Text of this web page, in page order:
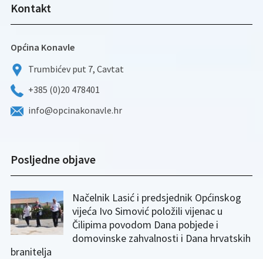
Kontakt
Općina Konavle
Trumbićev put 7, Cavtat
+385 (0)20 478401
info@opcinakonavle.hr
Posljedne objave
Načelnik Lasić i predsjednik Općinskog
vijeća Ivo Simović položili vijenac u
Čilipima povodom Dana pobjede i
domovinske zahvalnosti i Dana hrvatskih
branitelja